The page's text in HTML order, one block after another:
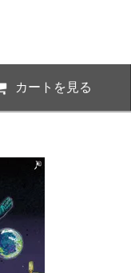
カートを見る